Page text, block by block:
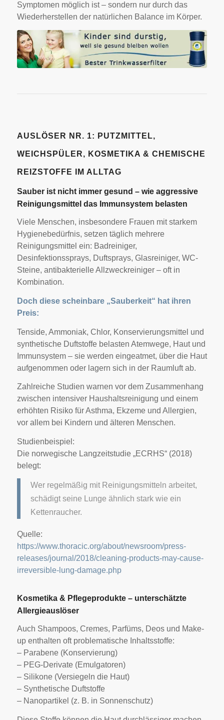
Symptomen möglich ist – sondern nur durch das
Wiederherstellen der natürlichen Balance im Körper.
AUSLÖSER NR. 1: PUTZMITTEL,
WEICHSPÜLER, KOSMETIKA & CHEMISCHE
REIZSTOFFE IM ALLTAG
Sauber ist nicht immer gesund – wie aggressive
Reinigungsmittel das Immunsystem belasten
Viele Menschen, insbesondere Frauen mit starkem
Hygienebedürfnis, setzen täglich mehrere
Reinigungsmittel ein: Badreiniger,
Desinfektionssprays, Duftsprays, Glasreiniger, WC-
Steine, antibakterielle Allzweckreiniger – oft in
Kombination.
Doch diese scheinbare „Sauberkeit“ hat ihren
Preis:
Tenside, Ammoniak, Chlor, Konservierungsmittel und
synthetische Duftstoffe belasten Atemwege, Haut und
Immunsystem – sie werden eingeatmet, über die Haut
aufgenommen oder lagern sich in der Raumluft ab.
Zahlreiche Studien warnen vor dem Zusammenhang
zwischen intensiver Haushaltsreinigung und einem
erhöhten Risiko für Asthma, Ekzeme und Allergien,
vor allem bei Kindern und älteren Menschen.
Studienbeispiel:
Die norwegische Langzeitstudie „ECRHS“ (2018)
belegt:
Wer regelmäßig mit Reinigungsmitteln arbeitet,
schädigt seine Lunge ähnlich stark wie ein
Kettenraucher.
Quelle:
https://www.thoracic.org/about/newsroom/press-
releases/journal/2018/cleaning-products-may-cause-
irreversible-lung-damage.php
Kosmetika & Pflegeprodukte – unterschätzte
Allergieauslöser
Auch Shampoos, Cremes, Parfüms, Deos und Make-
up enthalten oft problematische Inhaltsstoffe:
– Parabene (Konservierung)
– PEG-Derivate (Emulgatoren)
– Silikone (Versiegeln die Haut)
– Synthetische Duftstoffe
– Nanopartikel (z. B. in Sonnenschutz)